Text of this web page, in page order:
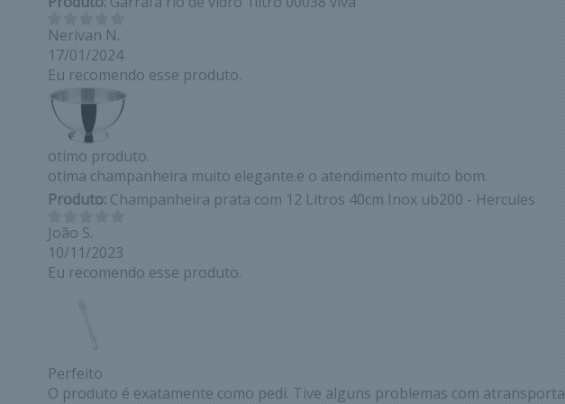
Nerivan N.
17/01/2024
Eu recomendo esse produto.
otimo produto.
otima champanheira muito elegante.e o atendimento muito bom.
Produto: Champanheira prata com 12 Litros 40cm Inox ub200 - Hercules
João S.
10/11/2023
Eu recomendo esse produto.
Perfeito
O produto é exatamente como pedi. Tive alguns problemas com